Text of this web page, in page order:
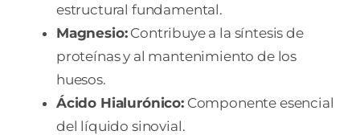
estructural fundamental.
Magnesio:Contribuye a la síntesis de
proteínas y al mantenimiento de los
huesos.
Ácido Hialurónico:Componente esencial
del líquido sinovial.